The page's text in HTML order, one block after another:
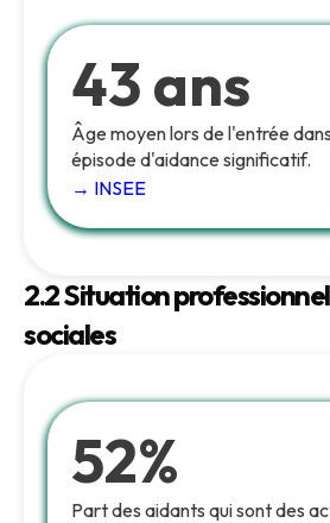
43 ans
Âge moyen lors de l'entrée
épisode d'aidance significatif.
→ INSEE
2.2 Situation
sociales
52%
Part des aidants qui sont des